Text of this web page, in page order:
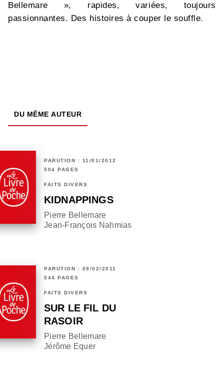
Bellemare », rapides, variées, toujours
passionnantes. Des histoires à couper le souffle.
DU MÊME AUTEUR
PARUTION : 11/01/2012
504 PAGES
FAITS DIVERS
KIDNAPPINGS
Pierre Bellemare
Jean-François Nahmias
PARUTION : 09/02/2011
544 PAGES
FAITS DIVERS
SUR LE FIL DU
RASOIR
Pierre Bellemare
Jérôme Equer